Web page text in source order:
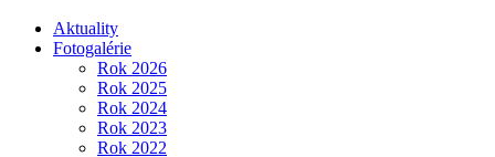
Aktuality
Fotogalérie
Rok 2026
Rok 2025
Rok 2024
Rok 2023
Rok 2022